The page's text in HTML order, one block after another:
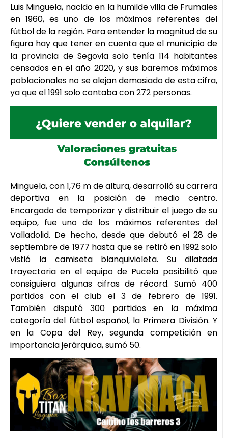
Luis Minguela, nacido en la humilde villa de Frumales
en 1960, es uno de los máximos referentes del
fútbol de la región. Para entender la magnitud de su
figura hay que tener en cuenta que el municipio de
la provincia de Segovia solo tenía 114 habitantes
censados en el año 2020, y sus baremos máximos
poblacionales no se alejan demasiado de esta cifra,
ya que el 1991 solo contaba con 272 personas.
Minguela, con 1,76 m de altura, desarrolló su carrera
deportiva en la posición de medio centro.
Encargado de temporizar y distribuir el juego de su
equipo, fue uno de los máximos referentes del
Valladolid. De hecho, desde que debutó el 28 de
septiembre de 1977 hasta que se retiró en 1992 solo
vistió la camiseta blanquivioleta. Su dilatada
trayectoria en el equipo de Pucela posibilitó que
consiguiera algunas cifras de récord. Sumó 400
partidos con el club el 3 de febrero de 1991.
También disputó 300 partidos en la máxima
categoría del fútbol español, la Primera División. Y
en la Copa del Rey, segunda competición en
importancia jerárquica, sumó 50.